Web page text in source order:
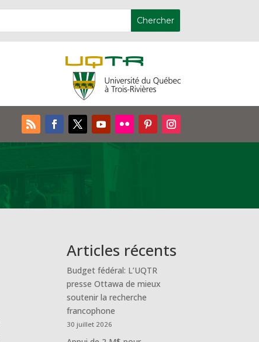
Articles récents
Budget fédéral: L’UQTR
presse Ottawa de mieux
soutenir la recherche
francophone
30 juillet 2026